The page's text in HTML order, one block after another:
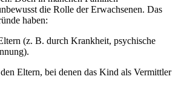
die Rolle der Erwachsenen. Das
haben:
(z. B. durch Krankheit, psychische
Eltern, bei denen das Kind als Vermittler